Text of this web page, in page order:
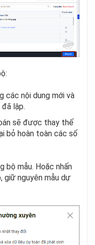
các nội dung mới và
lập.
sẽ được thay thế
bỏ hoàn toàn các số
bộ mẫu. Hoặc nhấn
giữ nguyên mẫu dự